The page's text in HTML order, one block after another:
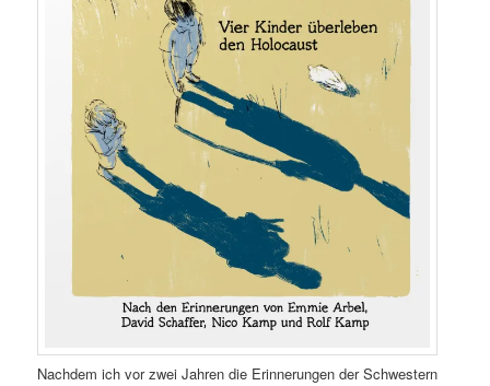
Nachdem ich vor zwei Jahren die Erinnerungen der Schwestern